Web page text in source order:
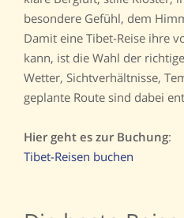
besondere Gefühl, dem
Damit eine Tibet-Reise ihre
kann, ist die Wahl der
Wetter, Sichtverhältnisse,
geplante Route sind dabei
Hier geht es zur Buchung:
Tibet-Reisen buchen